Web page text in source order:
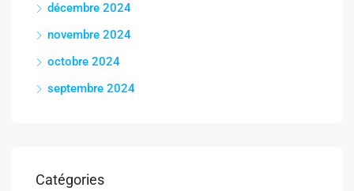
décembre 2024
novembre 2024
octobre 2024
septembre 2024
Catégories